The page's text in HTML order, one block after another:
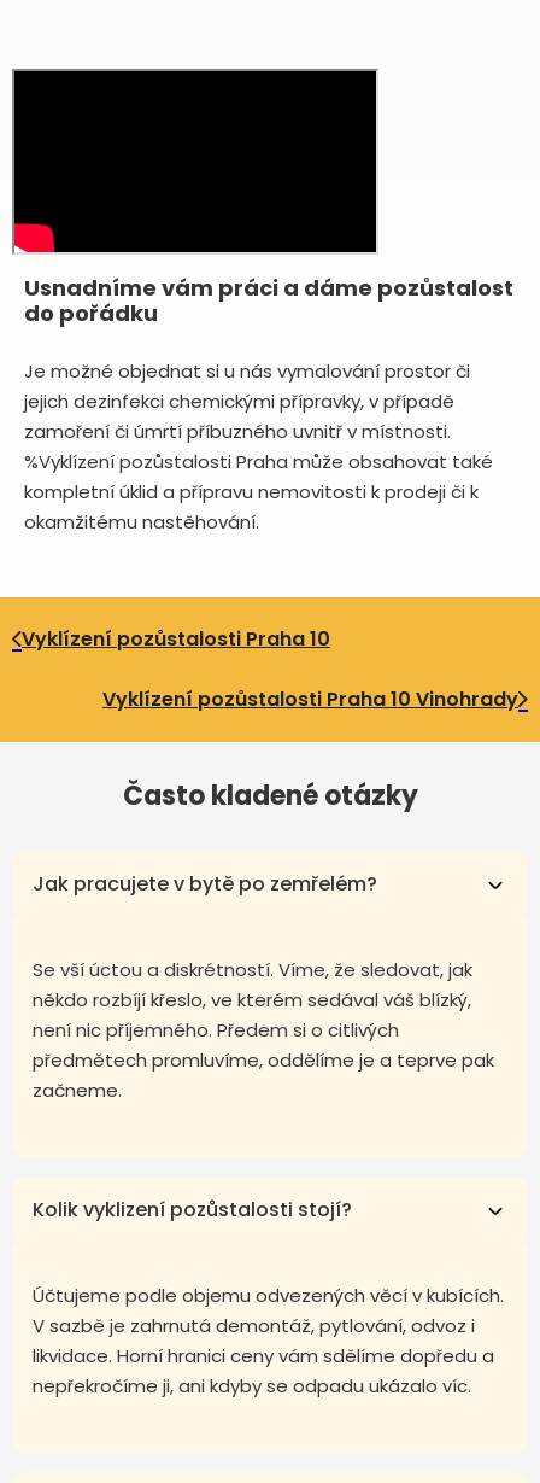
Usnadníme vám práci a dáme pozůstalost
do pořádku
Je možné objednat si u nás vymalování prostor či
jejich dezinfekci chemickými přípravky, v případě
zamoření či úmrtí příbuzného uvnitř v místnosti.
%Vyklízení pozůstalosti Praha může obsahovat také
kompletní úklid a přípravu nemovitosti k prodeji či k
okamžitému nastěhování.
Vyklízení pozůstalosti Praha 10
Vyklízení pozůstalosti Praha 10 Vinohrady
Často kladené otázky
Jak pracujete v bytě po zemřelém?
Se vší úctou a diskrétností. Víme, že sledovat, jak
někdo rozbíjí křeslo, ve kterém sedával váš blízký,
není nic příjemného. Předem si o citlivých
předmětech promluvíme, oddělíme je a teprve pak
začneme.
Kolik vyklizení pozůstalosti stojí?
Účtujeme podle objemu odvezených věcí v kubících.
V sazbě je zahrnutá demontáž, pytlování, odvoz i
likvidace. Horní hranici ceny vám sdělíme dopředu a
nepřekročíme ji, ani kdyby se odpadu ukázalo víc.